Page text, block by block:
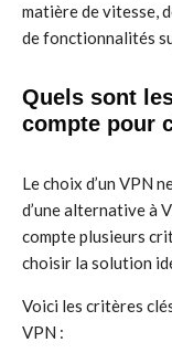
matière de vitesse,
de fonctionnalités
Quels sont
compte pour
Le choix d’un VPN
d’une alternative à
compte plusieurs
choisir la solution
Voici les critères
VPN :